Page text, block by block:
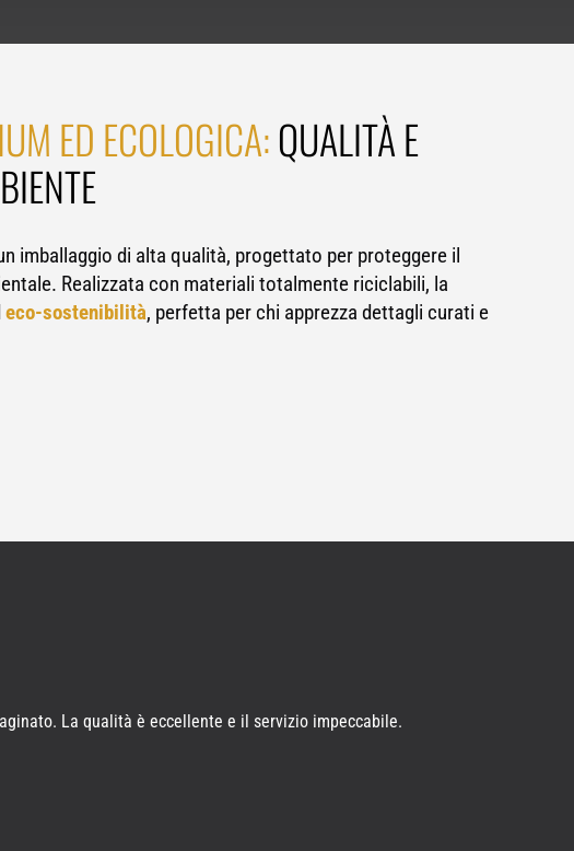
ED ECOLOGICA:QUALITÀ E
imballaggio di alta qualità, progettato per proteggere il
Realizzata con materiali totalmente riciclabili, la
eco-sostenibilità, perfetta per chi apprezza dettagli curati e
La qualità è eccellente e il servizio impeccabile.